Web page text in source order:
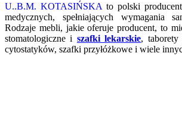
U..B.M. KOTASIŃSKA to polski
medycznych, spełniających wymagania
Rodzaje mebli, jakie oferuje producent, to
stomatologiczne i szafki lekarskie, taborety
cytostatyków, szafki przyłóżkowe i wiele